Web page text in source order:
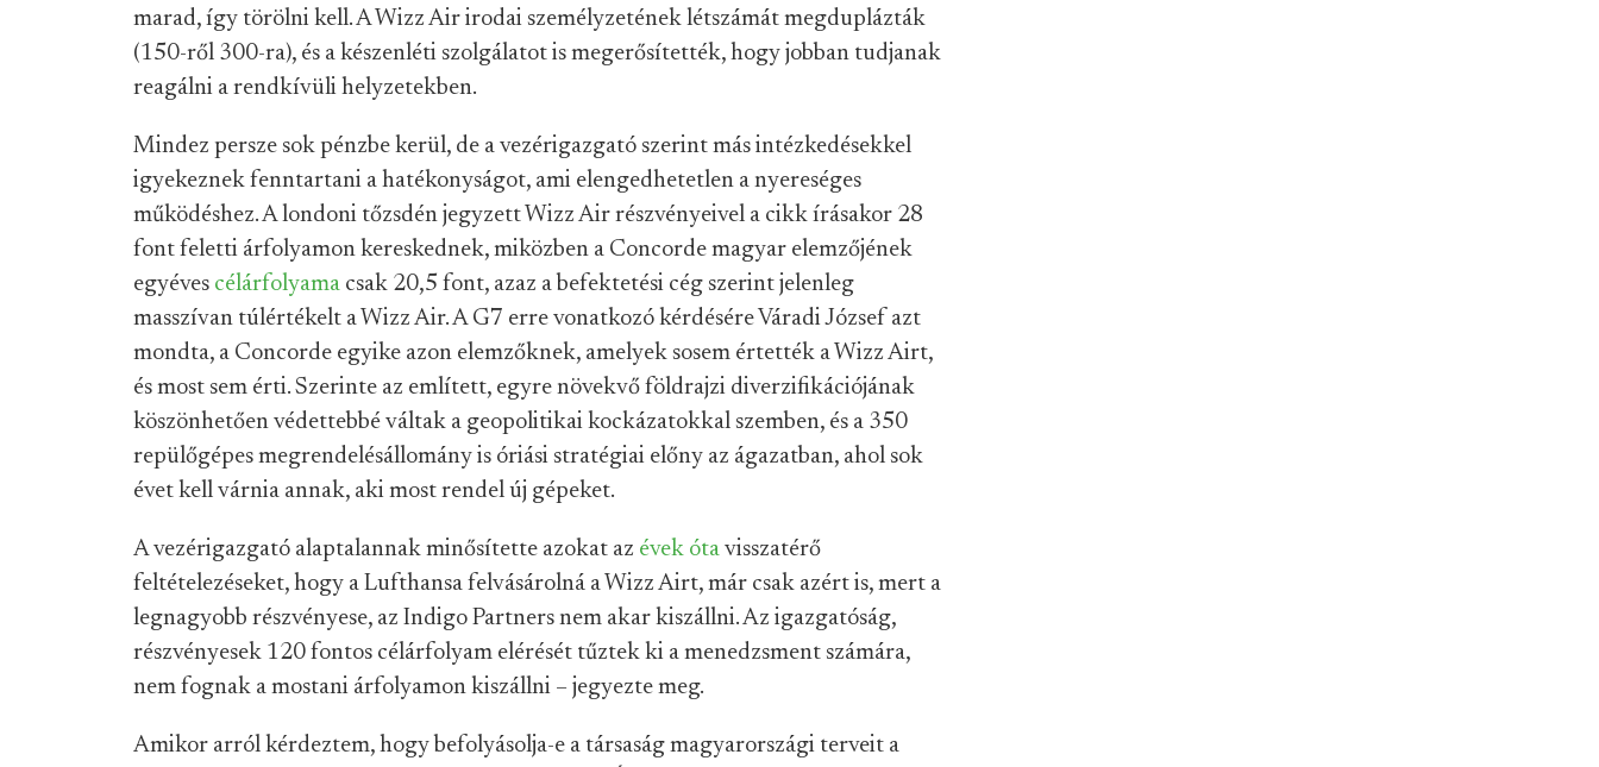
marad, így törölni kell. A Wizz Air irodai személyzetének létszámát megduplázták
(150-ről 300-ra), és a készenléti szolgálatot is megerősítették, hogy jobban tudjanak
reagálni a rendkívüli helyzetekben.
Mindez persze sok pénzbe kerül, de a vezérigazgató szerint más intézkedésekkel
igyekeznek fenntartani a hatékonyságot, ami elengedhetetlen a nyereséges
működéshez. A londoni tőzsdén jegyzett Wizz Air részvényeivel a cikk írásakor 28
font feletti árfolyamon kereskednek, miközben a Concorde magyar elemzőjének
egyéves célárfolyama csak 20,5 font, azaz a befektetési cég szerint jelenleg
masszívan túlértékelt a Wizz Air. A G7 erre vonatkozó kérdésére Váradi József azt
mondta, a Concorde egyike azon elemzőknek, amelyek sosem értették a Wizz Airt,
és most sem érti. Szerinte az említett, egyre növekvő földrajzi diverzifikációjának
köszönhetően védettebbé váltak a geopolitikai kockázatokkal szemben, és a 350
repülőgépes megrendelésállomány is óriási stratégiai előny az ágazatban, ahol sok
évet kell várnia annak, aki most rendel új gépeket.
A vezérigazgató alaptalannak minősítette azokat az évek óta visszatérő
feltételezéseket, hogy a Lufthansa felvásárolná a Wizz Airt, már csak azért is, mert a
legnagyobb részvényese, az Indigo Partners nem akar kiszállni. Az igazgatóság,
részvényesek 120 fontos célárfolyam elérését tűztek ki a menedzsment számára,
nem fognak a mostani árfolyamon kiszállni – jegyezte meg.
Amikor arról kérdeztem, hogy befolyásolja-e a társaság magyarországi terveit a